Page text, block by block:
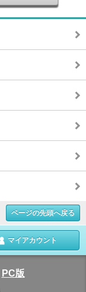
ページの先頭へ戻る
マイアカウント
PC版